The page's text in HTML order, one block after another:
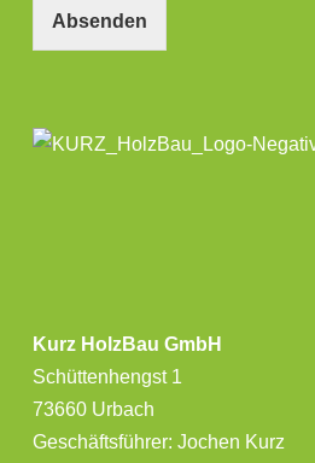
Absenden
Kurz HolzBau GmbH
Schüttenhengst 1
73660 Urbach
Geschäftsführer: Jochen Kurz